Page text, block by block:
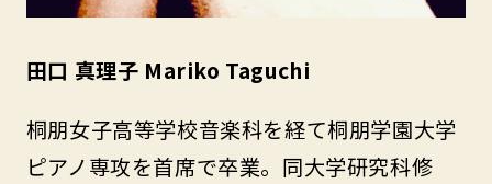
田口 真理子 Mariko Taguchi
桐朋女子高等学校音楽科を経て桐朋学園大学
ピアノ専攻を首席で卒業。同大学研究科修